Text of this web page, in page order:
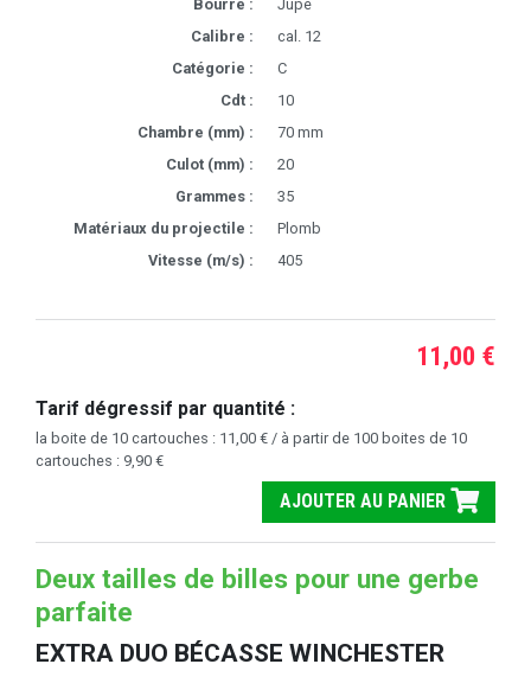
Bourre :
Jupe
Calibre :
cal. 12
Catégorie :
C
Cdt :
10
Chambre (mm) :
70 mm
Culot (mm) :
20
Grammes :
35
Matériaux du projectile :
Plomb
Vitesse (m/s) :
405
11,00 €
Tarif dégressif par quantité :
la boite de 10 cartouches : 11,00 € / à partir de 100 boites de 10
cartouches : 9,90 €
AJOUTER AU PANIER
Deux tailles de billes pour une gerbe
parfaite
EXTRA DUO BÉCASSE WINCHESTER